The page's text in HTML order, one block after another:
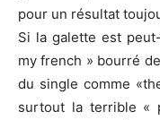
pour un résultat
Si la galette est
my french » bourré
du single comme
surtout la terrible «